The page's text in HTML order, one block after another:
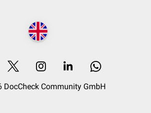
DocCheck Community GmbH